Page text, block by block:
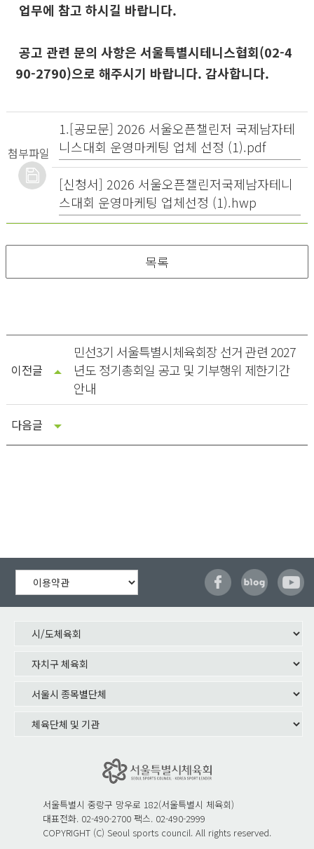
업무에 참고 하시길 바랍니다.
공고 관련 문의 사항은 서울특별시테니스협회(02-4
90-2790)으로 해주시기 바랍니다. 감사합니다.
첨부파일
1.[공모문] 2026 서울오픈챌린저 국제남자테
니스대회 운영마케팅 업체 선정 (1).pdf
[신청서] 2026 서울오픈챌린저국제남자테니
스대회 운영마케팅 업체선정 (1).hwp
목록
이전글
민선3기 서울특별시체육회장 선거 관련 2027
년도 정기총회일 공고 및 기부행위 제한기간
안내
다음글
서울특별시 중랑구 망우로 182(서울특별시 체육회)
대표전화. 02-490-2700 팩스. 02-490-2999
COPYRIGHT (C) Seoul sports council. All rights reserved.